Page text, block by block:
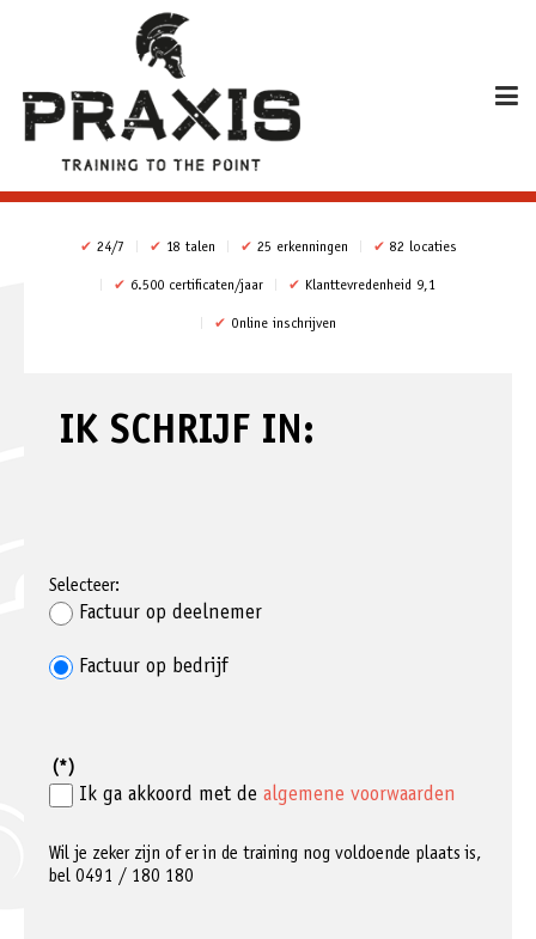
✔ 24/7 ✔ 18 talen ✔ 25 erkenningen ✔ 82 locaties
✔ 6.500 certificaten/jaar ✔ Klanttevredenheid 9,1
✔ Online inschrijven
IK SCHRIJF IN:
Selecteer:
Factuur op deelnemer
Factuur op bedrijf
(*)
Ik ga akkoord met de algemene voorwaarden
Wil je zeker zijn of er in de training nog voldoende plaats is,
bel 0491 / 180 180